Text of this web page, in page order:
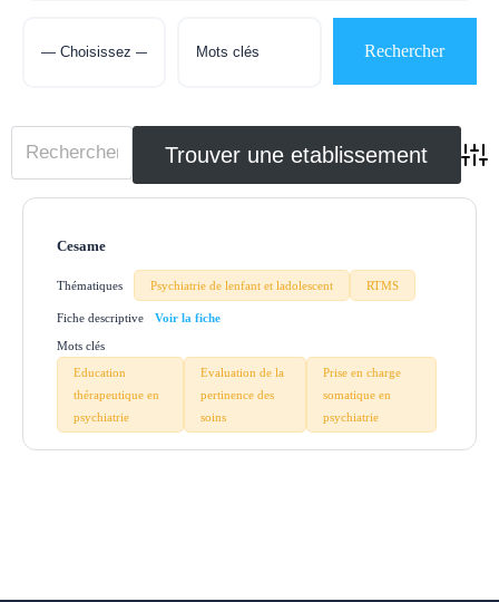
Cesame
Thématiques Psychiatrie de lenfant et ladolescent RTMS
Fiche descriptive
Mots clés
Education
thérapeutique en
psychiatrie
Evaluation de la
pertinence des
soins
Prise en charge
somatique en
psychiatrie